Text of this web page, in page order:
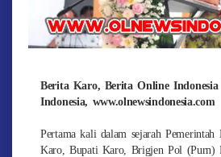
Berita Karo, Berita Online
Indonesia, www.olnewsindonesia.com
Pertama kali dalam sejarah Pemerintah
Karo, Bupati Karo, Brigjen Pol (Purn)